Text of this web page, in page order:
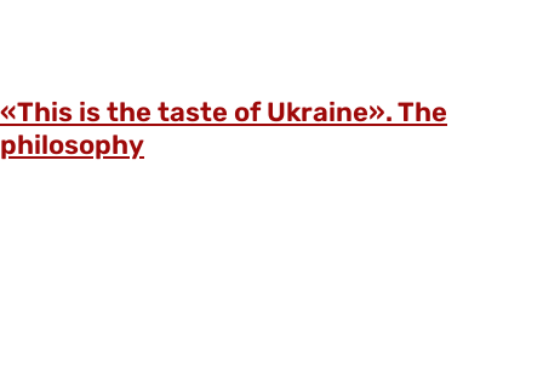
«This is the taste of Ukraine». The
philosophy